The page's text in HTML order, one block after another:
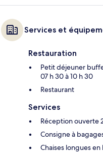
Services et
Restauration
Petit déjeuner
07 h 30 à 10 h 30
Restaurant
Services
Réception ouverte
Consigne à
Chaises longues